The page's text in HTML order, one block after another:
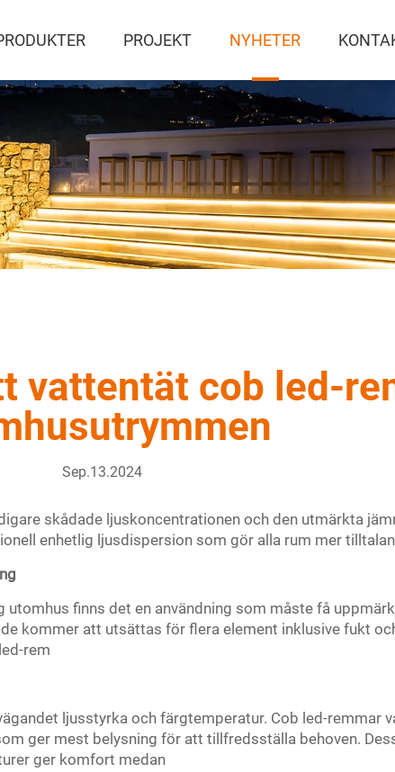
PROJEKT NYHETER
vattentät cob led-
Sep.13.2024
skådade ljuskoncentrationen och den utmärkta
enhetlig ljusdispersion som gör alla rum mer
finns det en användning som måste få
kommer att utsättas för flera element inklusive fukt
rem
ljusstyrka och färgtemperatur. Cob led-remmar
ger mest belysning för att tillfredsställa behoven.
ger komfort medan